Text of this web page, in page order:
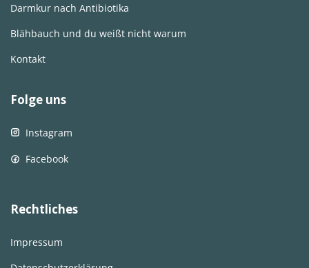
Darmkur nach Antibiotika
Blähbauch und du weißt nicht warum
Kontakt
Folge uns
Instagram
Facebook
Rechtliches
Impressum